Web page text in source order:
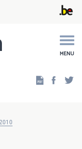
MENU